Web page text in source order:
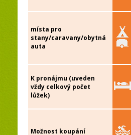
místa pro
stany/caravany/obytná
auta
K pronájmu (uveden
vždy celkový počet
lůžek)
Možnost koupání